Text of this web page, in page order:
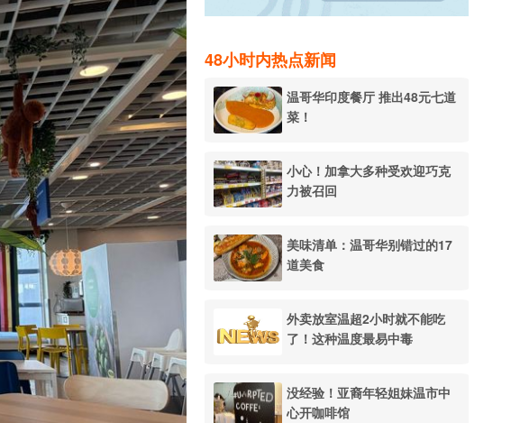
48小时内热点新闻
温哥华印度餐厅 推出48元七道
菜！
小心！加拿大多种受欢迎巧克
力被召回
美味清单：温哥华别错过的17
道美食
外卖放室温超2小时就不能吃
了！这种温度最易中毒
没经验！亚裔年轻姐妹温市中
心开咖啡馆